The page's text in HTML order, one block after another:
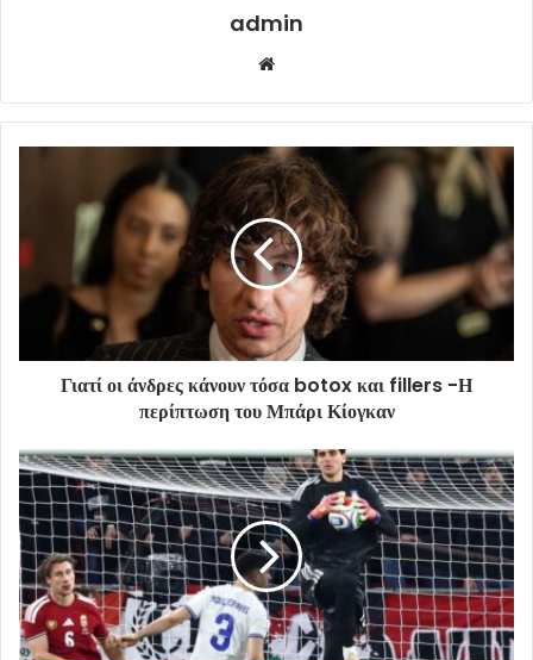
admin
Γιατί οι άνδρες κάνουν τόσα botox και fillers -Η
περίπτωση του Μπάρι Κίογκαν